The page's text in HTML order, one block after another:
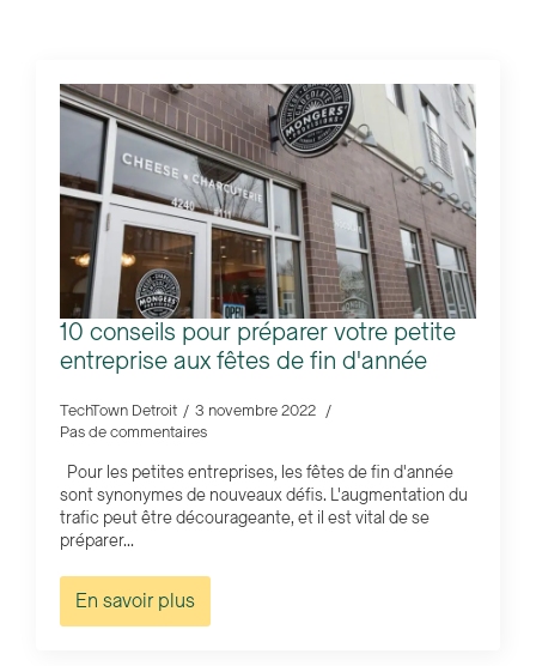
10 conseils pour préparer votre petite
entreprise aux fêtes de fin d'année
TechTown Detroit
3 novembre 2022
Pas de commentaires
Pour les petites entreprises, les fêtes de fin d'année
sont synonymes de nouveaux défis. L'augmentation du
trafic peut être décourageante, et il est vital de se
préparer...
En savoir plus